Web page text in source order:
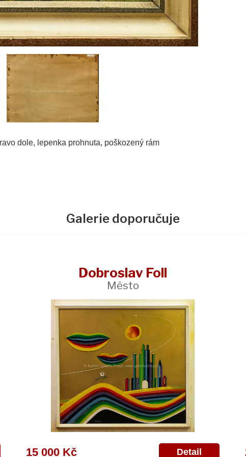
dole, lepenka prohnuta, poškozený rám
Galerie doporučuje
Dobroslav Foll
Město
15 000 Kč Detail